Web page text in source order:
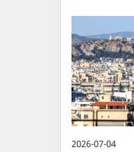
2026-07-04